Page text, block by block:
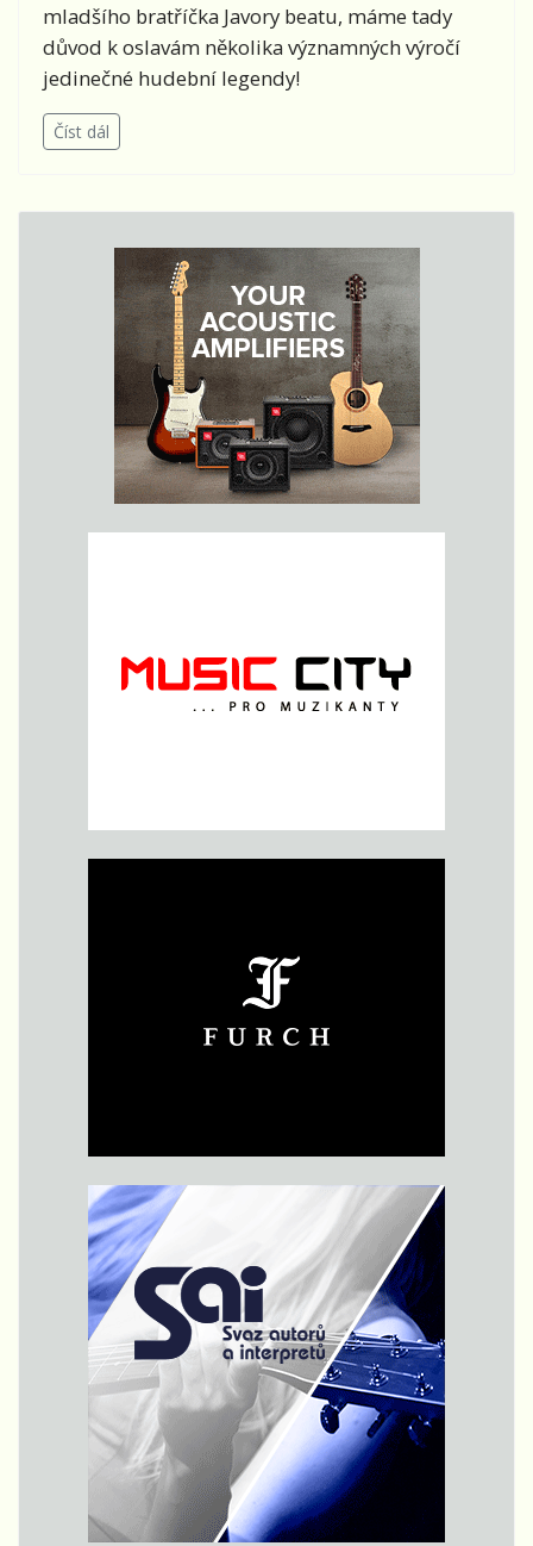
mladšího bratříčka Javory beatu, máme tady
důvod k oslavám několika významných výročí
jedinečné hudební legendy!
Číst dál